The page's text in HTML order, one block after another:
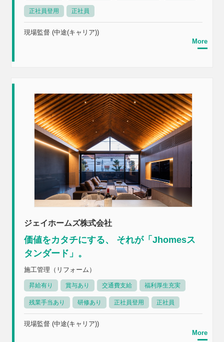
正社員登用 正社員
現場監督 (中途(キャリア))
More
ジェイホームズ株式会社
価値をカタチにする、 それが「Jhomesス
タンダード」。
施工管理（リフォーム）
昇給有り 賞与あり 交通費支給 福利厚生充実
残業手当あり 研修あり 正社員登用 正社員
現場監督 (中途(キャリア))
More